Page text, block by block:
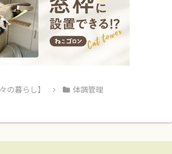
々の暮らし】 体調管理